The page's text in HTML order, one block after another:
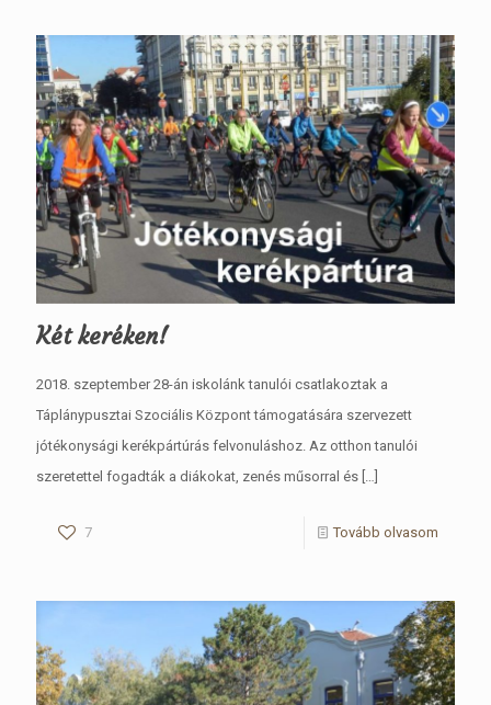
Két keréken!
2018. szeptember 28-án iskolánk tanulói csatlakoztak a
Táplánypusztai Szociális Központ támogatására szervezett
jótékonysági kerékpártúrás felvonuláshoz. Az otthon tanulói
szeretettel fogadták a diákokat, zenés műsorral és […]
7 Tovább olvasom